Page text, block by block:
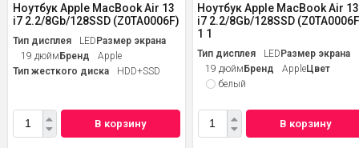
Ноутбук Apple MacBook Air 13
i7 2.2/8Gb/128SSD (Z0TA0006F)
Тип дисплея LEDРазмер экрана
19 дюймБренд
Apple
Тип жесткого диска
HDD+SSD
В корзину
Ноутбук Apple MacBook Air 13
i7 2.2/8Gb/128SSD
1 1
Тип дисплея LEDРазмер экрана
19 дюймБренд AppleЦвет
белый
В корзину